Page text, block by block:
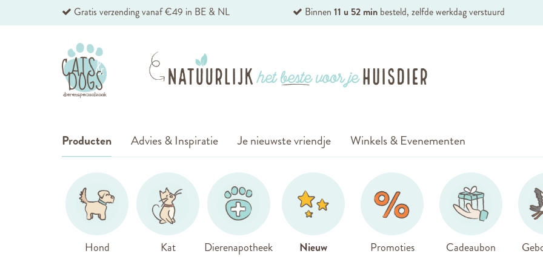
Ga
de
inhoud
Gratis verzending vanaf €49 in BE & NL Binnen 11 u 52 minbesteld, zelfde werkdag verstuurd
Producten
Hond Kat Dierenapotheek Nieuw Promoties Cadeaubon
Advies & Inspiratie Je nieuwste vriendje Winkels & Evenementen